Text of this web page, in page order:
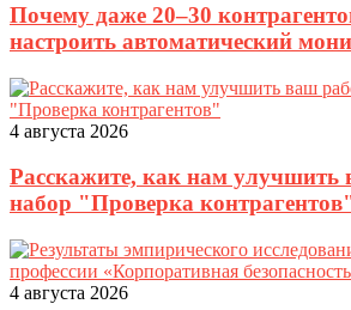
Почему даже 20–30
настроить автоматический
4 августа 2026
Расскажите, как нам улучшить
набор "Проверка
4 августа 2026